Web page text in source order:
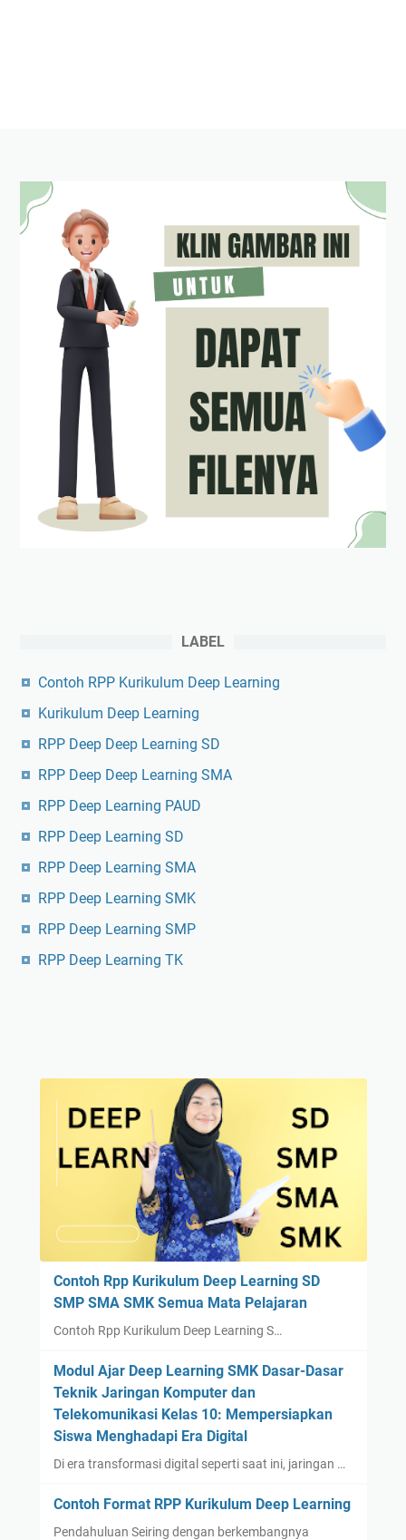
LABEL
Contoh RPP Kurikulum Deep Learning
Kurikulum Deep Learning
RPP Deep Deep Learning SD
RPP Deep Deep Learning SMA
RPP Deep Learning PAUD
RPP Deep Learning SD
RPP Deep Learning SMA
RPP Deep Learning SMK
RPP Deep Learning SMP
RPP Deep Learning TK
Contoh Rpp Kurikulum Deep Learning SD
SMP SMA SMK Semua Mata Pelajaran
Contoh Rpp Kurikulum Deep Learning S…
Modul Ajar Deep Learning SMK Dasar-Dasar
Teknik Jaringan Komputer dan
Telekomunikasi Kelas 10: Mempersiapkan
Siswa Menghadapi Era Digital
Di era transformasi digital seperti saat ini, jaringan …
Contoh Format RPP Kurikulum Deep Learning
Pendahuluan Seiring dengan berkembangnya